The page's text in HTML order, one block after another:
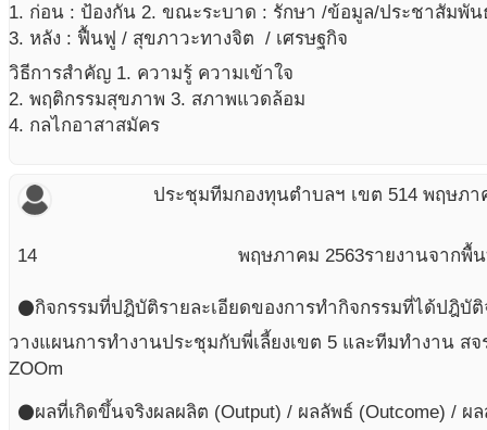
1. ก่อน : ป้องกัน 2. ขณะระบาด : รักษา /ข้อมูล/ประชาสัมพัน
3. หลัง : ฟื้นฟู / สุขภาวะทางจิต / เศรษฐกิจ
วิธีการสำคัญ 1. ความรู้ ความเข้าใจ
2. พฤติกรรมสุขภาพ 3. สภาพแวดล้อม
4. กลไกอาสาสมัคร
ประชุมทีมกองทุนตำบลฯ เขต 514 พฤษภา
14 พฤษภาคม 2563รายงานจากพื้น
circleกิจกรรมที่ปฎิบัติรายละเอียดของการทำกิจกรรมที่ได้ปฎิบัติ
วางแผนการทำงานประชุมกับพี่เลี้ยงเขต 5 และทีมทำงาน ส
ZOOm
circleผลที่เกิดขึ้นจริงผลผลิต (Output) / ผลลัพธ์ (Outcome) /